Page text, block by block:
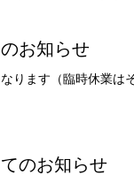
お知らせ
ります（臨時休業は
のお知らせ